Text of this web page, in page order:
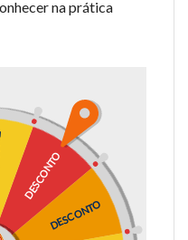
na prática
DESCONTO
DESCONTO